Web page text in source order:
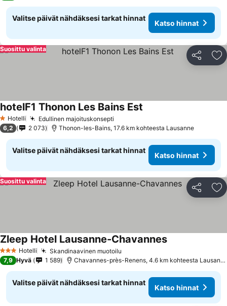
Valitse päivät nähdäksesi tarkat hinnat
Katso hinnat
Jaa
Suosittu valinta
1 Tähtiluokitus
Hotelli Edullinen majoituskonsepti
hotelF1 Thonon Les Bains Est
6,2 2 073 Thonon-les-Bains, 17.6 km kohteesta Lausanne
Valitse päivät nähdäksesi tarkat hinnat
Katso hinnat
Jaa
Suosittu valinta
3 Tähtiluokitus
Hotelli Skandinaavinen muotoilu
Zleep Hotel Lausanne-ChavannesKatso hinnat
7,9 Hyvä 1 589 Chavannes-près-Renens, 4.6 km kohteesta Lausanne
Valitse päivät nähdäksesi tarkat hinnat
Katso hinnat